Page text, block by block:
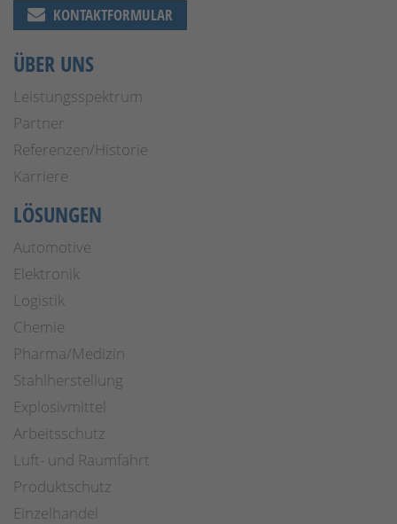
KONTAKTFORMULAR
ÜBER UNS
Leistungsspektrum
Partner
Referenzen/Historie
Karriere
LÖSUNGEN
Automotive
Elektronik
Logistik
Chemie
Pharma/Medizin
Stahlherstellung
Explosivmittel
Arbeitsschutz
Luft- und Raumfahrt
Produktschutz
Einzelhandel